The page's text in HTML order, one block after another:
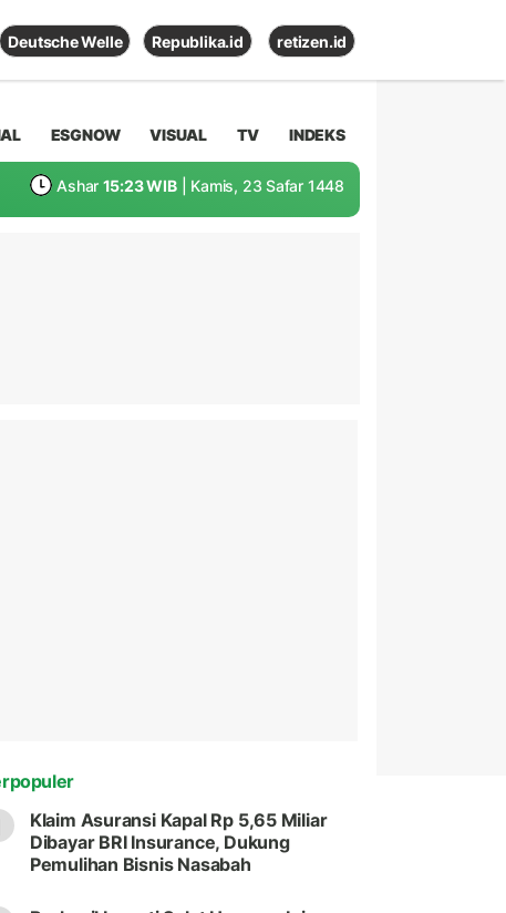
Deutsche Welle Republika.id retizen.id
ESGNOW VISUAL TV INDEKS
Ashar 15:23 WIB | Kamis, 23 Safar 1448
Klaim Asuransi Kapal Rp 5,65 Miliar
Dibayar BRI Insurance, Dukung
Pemulihan Bisnis Nasabah